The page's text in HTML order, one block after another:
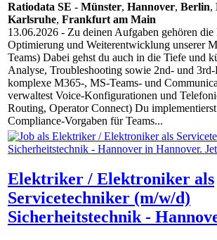
Ratiodata SE - Münster, Hannover, Berlin,
Karlsruhe, Frankfurt am Main
13.06.2026 - Zu deinen Aufgaben gehören die
Optimierung und Weiterentwicklung unserer
Teams) Dabei gehst du auch in die Tiefe und
Analyse, Troubleshooting sowie 2nd- und
komplexe M365-, MS-Teams- und
verwaltest Voice-Konfigurationen und
Routing, Operator Connect) Du
Compliance-Vorgaben für Teams...
Elektriker / Elektroniker als
Servicetechniker (m/w/d)
Sicherheitstechnik -